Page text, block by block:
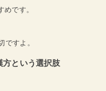
めです。
ですよ。
方という選択肢